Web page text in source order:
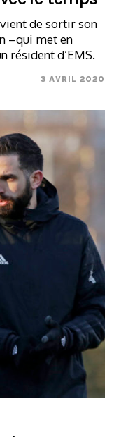
de sortir son
–qui met en
résident d’EMS.
3 AVRIL 2020